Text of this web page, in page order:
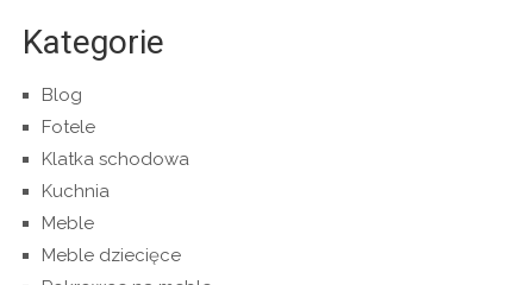
Kategorie
Blog
Fotele
Klatka schodowa
Kuchnia
Meble
Meble dziecięce